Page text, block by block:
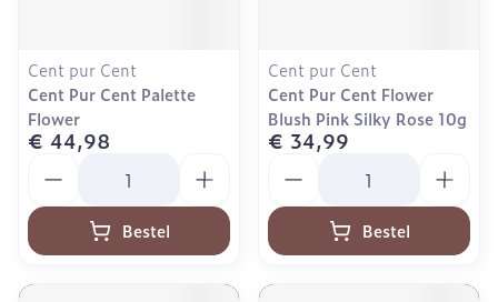
Cent pur Cent
Cent Pur Cent Palette
Flower
€ 44,98
Bestel
Cent pur Cent
Cent Pur Cent Flower
Blush Pink Silky Rose 10g
€ 34,99
Bestel